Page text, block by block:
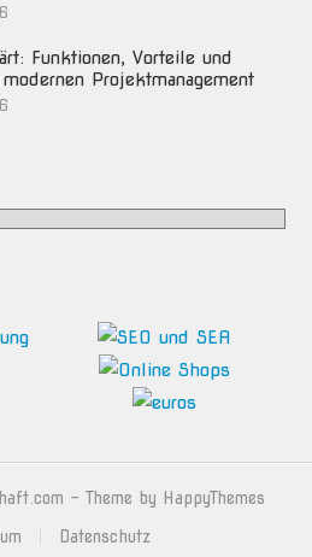
Funktionen, Vorteile und
Projektmanagement
- Theme by HappyThemes
Datenschutz